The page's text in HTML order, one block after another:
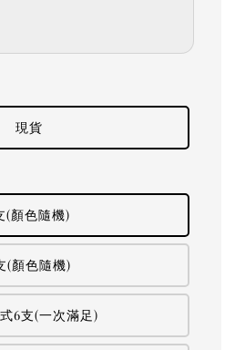
現貨
(顏色隨機)
(顏色隨機)
6支(一次滿足)